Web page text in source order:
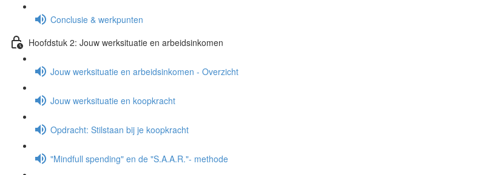
Conclusie & werkpunten
Hoofdstuk 2: Jouw werksituatie en arbeidsinkomen
Jouw werksituatie en arbeidsinkomen - Overzicht
Jouw werksituatie en koopkracht
Opdracht: Stilstaan bij je koopkracht
"Mindfull spending" en de "S.A.A.R."- methode